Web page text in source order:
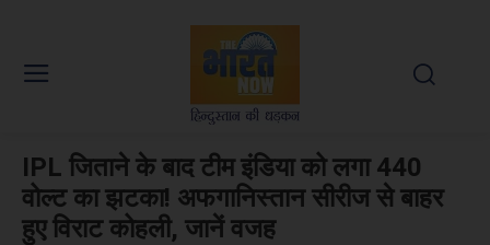
IPL जिताने के बाद टीम इंडिया को लगा 440
वोल्ट का झटका! अफगानिस्तान सीरीज से बाहर
हुए विराट कोहली, जानें वजह